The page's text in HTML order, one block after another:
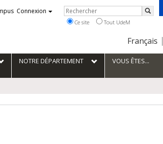
Choix
la
langue
Français
Connexion Rechercher
Ce site Tout UdeM
NOTRE DÉPARTEMENT VOUS ÊTES...